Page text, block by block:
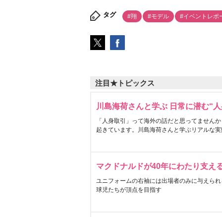
タグ #翔 #モデル #イベントレポ
注目★トピックス
川島海荷さんと学ぶ 日常に潜む“
「人身取引」って海外の話だと思ってません
起きています。川島海荷さんと学ぶリアルな
マクドナルドが40年にわたり支え
ユニフォームの右袖には出場者のみに与えら
球児たちが頂点を目指す